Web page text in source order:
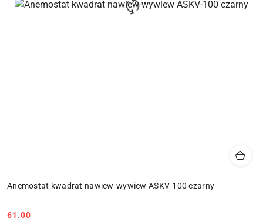
Anemostat kwadrat nawiew-wywiew ASKV-100 czarny
61.00